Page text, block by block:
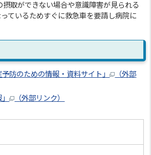
取ができない場合や意識障害が見られる
ているためすぐに救急車を要請し病院に
防のための情報・資料サイト」
（外部
」 （外部リンク）